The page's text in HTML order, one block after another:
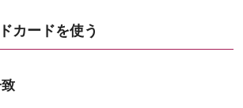
カードを使う